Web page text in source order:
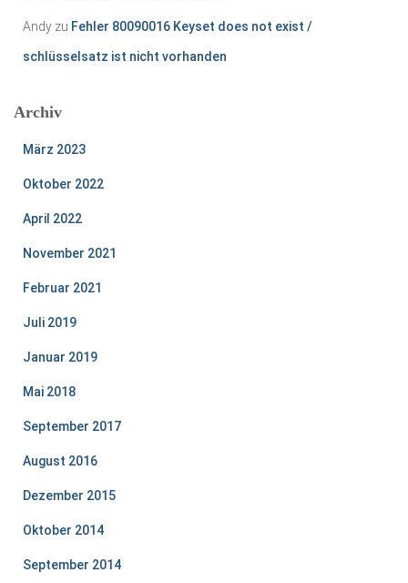
Andy zu Fehler 80090016 Keyset does not exist /
schlüsselsatz ist nicht vorhanden
Archiv
März 2023
Oktober 2022
April 2022
November 2021
Februar 2021
Juli 2019
Januar 2019
Mai 2018
September 2017
August 2016
Dezember 2015
Oktober 2014
September 2014